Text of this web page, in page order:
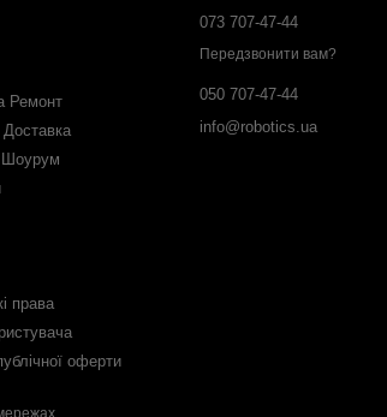
Ремонт
Шоурум
права
оферти
073 707-47-44
Передзвонити вам?
050 707-47-44
info@robotics.ua